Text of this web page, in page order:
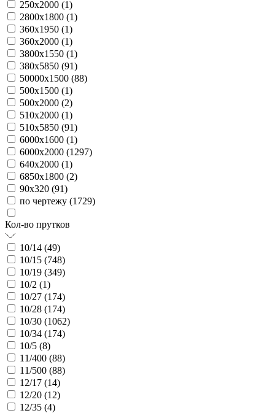
250х2000 (1)
2800х1800 (1)
360х1950 (1)
360х2000 (1)
3800х1550 (1)
380х5850 (91)
50000х1500 (88)
500х1500 (1)
500х2000 (2)
510х2000 (1)
510х5850 (91)
6000х1600 (1)
6000х2000 (1297)
640х2000 (1)
6850х1800 (2)
90х320 (91)
по чертежу (1729)
Кол-во прутков
10/14 (49)
10/15 (748)
10/19 (349)
10/2 (1)
10/27 (174)
10/28 (174)
10/30 (1062)
10/34 (174)
10/5 (8)
11/400 (88)
11/500 (88)
12/17 (14)
12/20 (12)
12/35 (4)